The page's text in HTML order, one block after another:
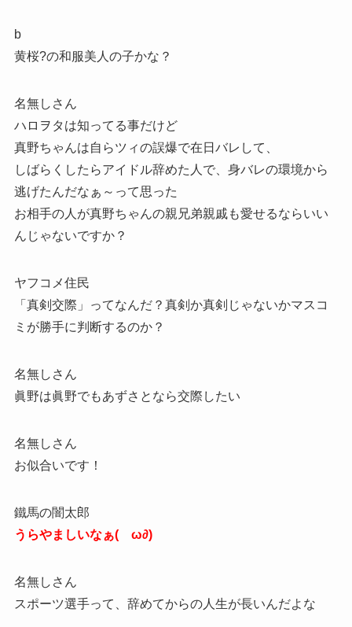
b
黄桜?の和服美人の子かな？
名無しさん
ハロヲタは知ってる事だけど
真野ちゃんは自らツィの誤爆で在日バレして、
しばらくしたらアイドル辞めた人で、身バレの環境から
逃げたんだなぁ～って思った
お相手の人が真野ちゃんの親兄弟親戚も愛せるならいい
んじゃないですか？
ヤフコメ住民
「真剣交際」ってなんだ？真剣か真剣じゃないかマスコ
ミが勝手に判断するのか？
名無しさん
眞野は眞野でもあずさとなら交際したい
名無しさん
お似合いです！
鐵馬の闇太郎
うらやましいなぁ(ゝω∂)
名無しさん
スポーツ選手って、辞めてからの人生が長いんだよな